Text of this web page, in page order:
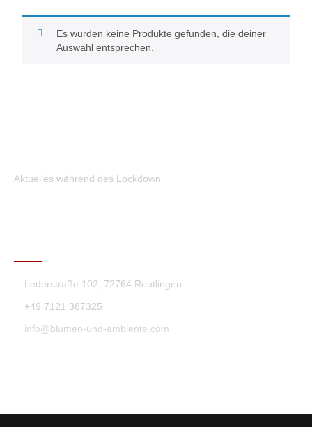
Es wurden keine Produkte gefunden, die deiner
Auswahl entsprechen.
Aktuelles während des Lockdown
Lederstraße 102, 72764 Reutlingen
+49 7121 387325
info@blumen-und-ambiente.com